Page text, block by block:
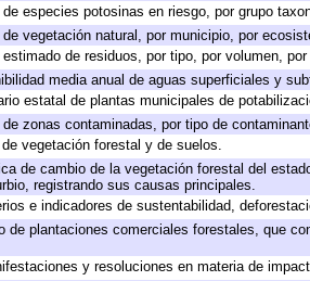
especies potosinas en riesgo, por grupo
vegetación natural, por municipio, por
de residuos, por tipo, por volumen,
media anual de aguas superficiales y
estatal de plantas municipales de
zonas contaminadas, por tipo de
vegetación forestal y de suelos.
de cambio de la vegetación forestal del
registrando sus causas principales.
e indicadores de sustentabilidad,
de plantaciones comerciales forestales, que
y resoluciones en materia de